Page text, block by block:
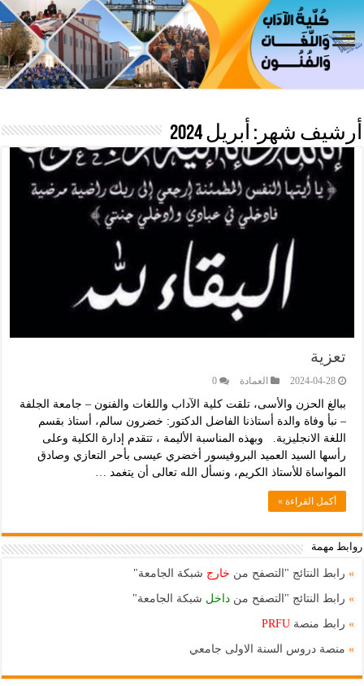
أرشيف شهر: أبريل 2024
تعزية
2024-04-28 العمادة 0
ببالغ الحزن والأسى، تلقت كلية الآداب واللغات والفنون – جامعة الجلفة
– نبأ وفاة والدة أستاذنا الفاضل الدكتور: خضرون سالم، أستاذ بقسم
اللغة الانجليزية. وبهذه المناسبة الأليمة ، تتقدم إدارة الكلية وعلى
رأسها السيد العميد البروفيسور أخضري عيسى بأحر التعازي وصادق
المواساة للأستاذ الكريم، ونسأل الله تعالى أن يتغمد …
أكمل القراءة »
روابط مهمة
» رابط النتائج "التصفح من خارج شبكة الجامعة"
» رابط النتائج "التصفح منداخل شبكة الجامعة"
» رابط منصةPRFU
» منصة دروس السنة الاولى جامعي